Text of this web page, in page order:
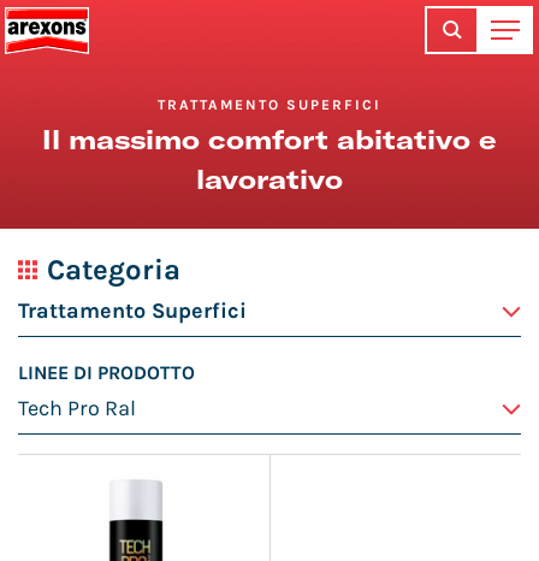
TRATTAMENTO SUPERFICI
Il massimo comfort abitativo e
lavorativo
Categoria
LINEE DI PRODOTTO